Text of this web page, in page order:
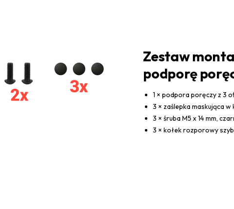
Zestaw
podporę
1 × podpora poręczy z 3
3 × zaślepka maskująca
3 × śruba M5 x 14 mm,
3 × kołek rozporowy